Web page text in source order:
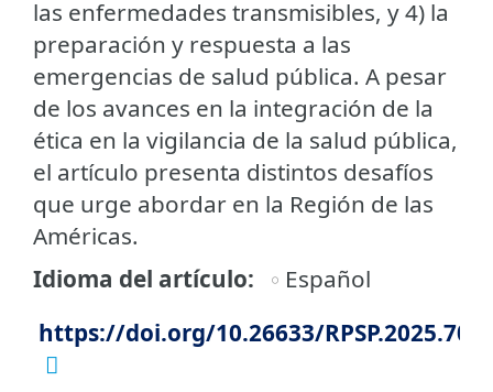
las enfermedades transmisibles, y 4) la
preparación y respuesta a las
emergencias de salud pública. A pesar
de los avances en la integración de la
ética en la vigilancia de la salud pública,
el artículo presenta distintos desafíos
que urge abordar en la Región de las
Américas.
Idioma del artículo
Español
https://doi.org/10.26633/RPSP.2025.70